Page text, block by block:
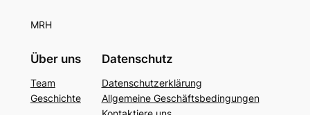
MRH
Über uns
Team
Geschichte
Datenschutz
Datenschutzerklärung
Allgemeine Geschäftsbedingungen